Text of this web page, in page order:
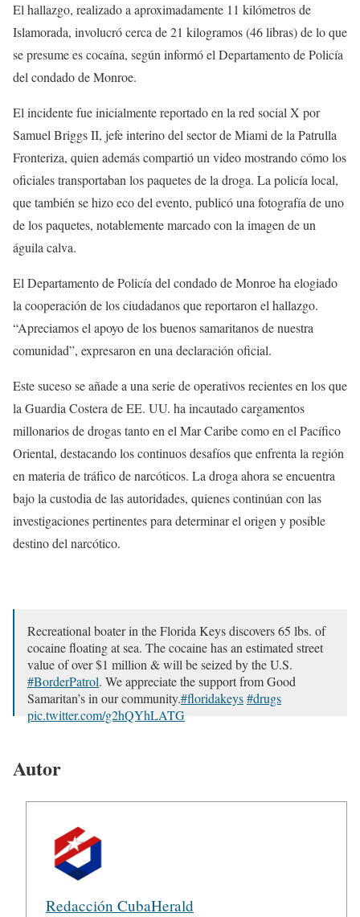
El hallazgo, realizado a aproximadamente 11 kilómetros de
Islamorada, involucró cerca de 21 kilogramos (46 libras) de lo que
se presume es cocaína, según informó el Departamento de Policía
del condado de Monroe.
El incidente fue inicialmente reportado en la red social X por
Samuel Briggs II, jefe interino del sector de Miami de la Patrulla
Fronteriza, quien además compartió un video mostrando cómo los
oficiales transportaban los paquetes de la droga. La policía local,
que también se hizo eco del evento, publicó una fotografía de uno
de los paquetes, notablemente marcado con la imagen de un
águila calva.
El Departamento de Policía del condado de Monroe ha elogiado
la cooperación de los ciudadanos que reportaron el hallazgo.
“Apreciamos el apoyo de los buenos samaritanos de nuestra
comunidad”, expresaron en una declaración oficial.
Este suceso se añade a una serie de operativos recientes en los que
la Guardia Costera de EE. UU. ha incautado cargamentos
millonarios de drogas tanto en el Mar Caribe como en el Pacífico
Oriental, destacando los continuos desafíos que enfrenta la región
en materia de tráfico de narcóticos. La droga ahora se encuentra
bajo la custodia de las autoridades, quienes continúan con las
investigaciones pertinentes para determinar el origen y posible
destino del narcótico.
Recreational boater in the Florida Keys discovers 65 lbs. of
cocaine floating at sea. The cocaine has an estimated street
value of over $1 million & will be seized by the U.S.
#BorderPatrol. We appreciate the support from Good
Samaritan’s in our community.#floridakeys#drugs
pic.twitter.com/g2hQYhLATG
Autor
Redacción CubaHerald